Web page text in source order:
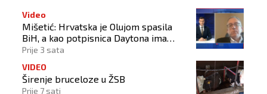
Video
Mišetić: Hrvatska je Olujom spasila
BiH, a kao potpisnica Daytona ima
puno pravo štititi hrvatski narod
Prije 3 sata
VIDEO
Širenje bruceloze u ŽSB
Prije 7 sati